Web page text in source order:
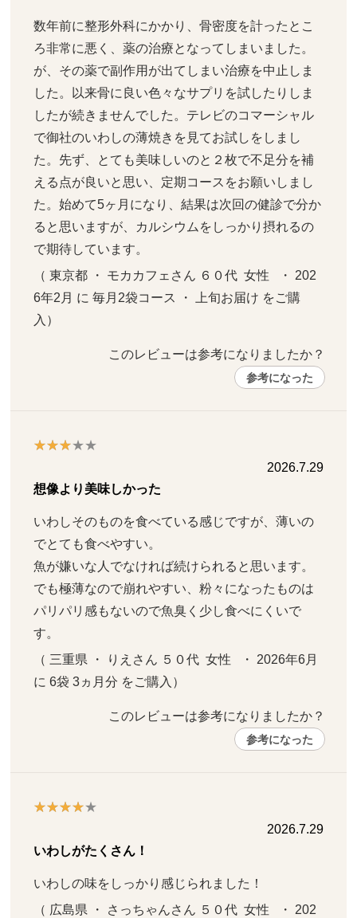
数年前に整形外科にかかり、骨密度を計ったとこ
ろ非常に悪く、薬の治療となってしまいました。
が、その薬で副作用が出てしまい治療を中止しま
した。以来骨に良い色々なサプリを試したりしま
したが続きませんでした。テレビのコマーシャル
で御社のいわしの薄焼きを見てお試しをしまし
た。先ず、とても美味しいのと２枚で不足分を補
える点が良いと思い、定期コースをお願いしまし
た。始めて5ヶ月になり、結果は次回の健診で分か
ると思いますが、カルシウムをしっかり摂れるの
で期待しています。
（ 東京都 ・ モカカフェさん ６０代  女性   ・ 202
6年2月 に 毎月2袋コース ・ 上旬お届け をご購
入）
このレビューは参考になりましたか？
参考になった
2026.7.29
想像より美味しかった
いわしそのものを食べている感じですが、薄いの
でとても食べやすい。
魚が嫌いな人でなければ続けられると思います。
でも極薄なので崩れやすい、粉々になったものは
パリパリ感もないので魚臭く少し食べにくいで
す。
（ 三重県 ・ りえさん ５０代  女性   ・ 2026年6月
に 6袋 3ヵ月分 をご購入）
このレビューは参考になりましたか？
参考になった
2026.7.29
いわしがたくさん！
いわしの味をしっかり感じられました！
（ 広島県 ・ さっちゃんさん ５０代  女性   ・ 202